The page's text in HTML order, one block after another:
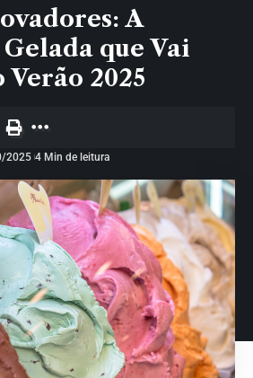
A
que Vai
2025
2025 4 Min de leitura